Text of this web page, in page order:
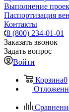
Выполнение
Паспортизация
Контакты
8 (800) 234-01-01
Заказать звонок
Задать вопрос
Войти
Корзина0